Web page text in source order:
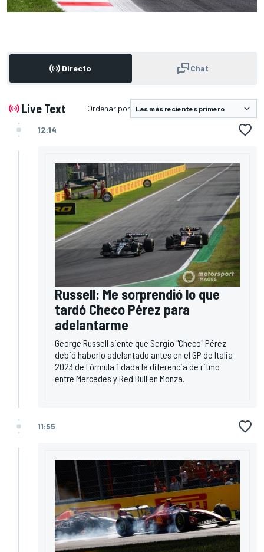
Directo Chat
Live Text Ordenar por
12:14
Russell: Me sorprendió lo que
tardó Checo Pérez para
adelantarme
George Russell siente que Sergio "Checo" Pérez
debió haberlo adelantado antes en el GP de Italia
2023 de Fórmula 1 dada la diferencia de ritmo
entre Mercedes y Red Bull en Monza.
11:55